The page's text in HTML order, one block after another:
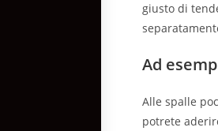
giusto di
Ad
Alle spalle
potrete